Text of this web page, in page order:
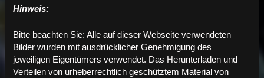
Hinweis:
Bitte beachten Sie: Alle auf dieser Webseite verwendeten
Bilder wurden mit ausdrücklicher Genehmigung des
jeweiligen Eigentümers verwendet. Das Herunterladen und
Verteilen von urheberrechtlich geschütztem Material von